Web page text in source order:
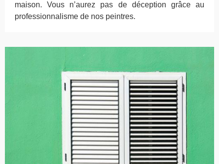
maison. Vous n’aurez pas de déception grâce au
professionnalisme de nos peintres.